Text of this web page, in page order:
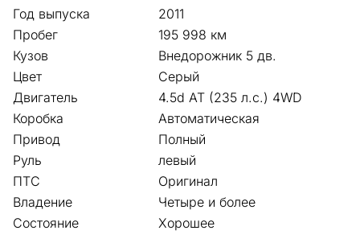
Год выпуска
2011
Пробег
195 998 км
Кузов
Внедорожник 5 дв.
Цвет
Серый
Двигатель
4.5d AT (235 л.с.) 4WD
Коробка
Автоматическая
Привод
Полный
Руль
левый
ПТС
Оригинал
Владение
Четыре и более
Состояние
Хорошее